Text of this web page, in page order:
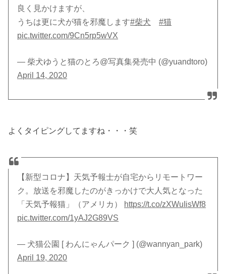
良く見かけますが、
うちは更に犬が猫を邪魔します#柴犬
#猫
pic.twitter.com/9Cn5rp5wVX
— 柴犬ゆうと猫のとろ@写真集発売中 (@yuandtoro)
April 14, 2020
よくタイピングしてますね・・・笑
【新型コロナ】天気予報士が自宅からリモートワー
ク。放送を邪魔したのがきっかけで大人気となった
「天気予報猫」（アメリカ）
https://t.co/zXWuIisWf8
pic.twitter.com/1yAJ2G89VS
— 犬猫公園 [ わんにゃんパーク ] (@wannyan_park)
April 19, 2020